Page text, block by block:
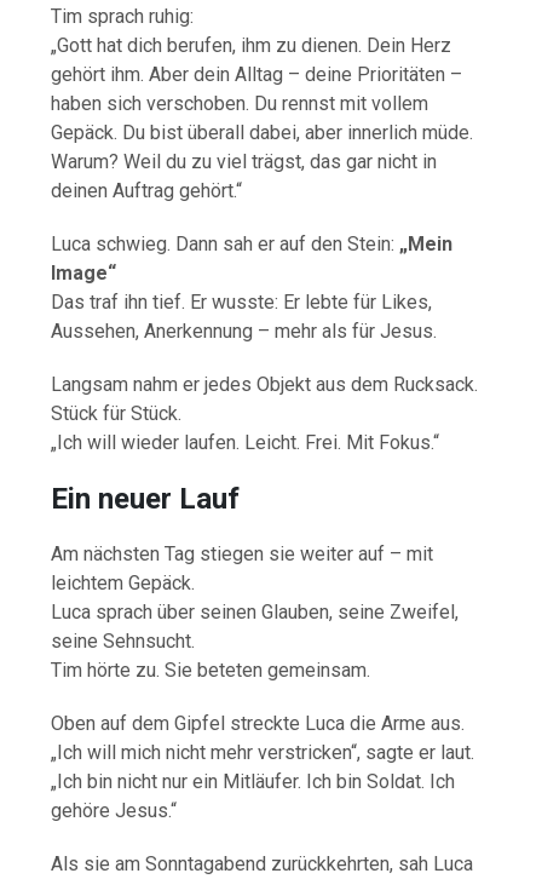
Tim sprach ruhig:
„Gott hat dich berufen, ihm zu dienen. Dein Herz
gehört ihm. Aber dein Alltag – deine Prioritäten –
haben sich verschoben. Du rennst mit vollem
Gepäck. Du bist überall dabei, aber innerlich müde.
Warum? Weil du zu viel trägst, das gar nicht in
deinen Auftrag gehört.“
Luca schwieg. Dann sah er auf den Stein: „Mein
Image“
Das traf ihn tief. Er wusste: Er lebte für Likes,
Aussehen, Anerkennung – mehr als für Jesus.
Langsam nahm er jedes Objekt aus dem Rucksack.
Stück für Stück.
„Ich will wieder laufen. Leicht. Frei. Mit Fokus.“
Ein neuer Lauf
Am nächsten Tag stiegen sie weiter auf – mit
leichtem Gepäck.
Luca sprach über seinen Glauben, seine Zweifel,
seine Sehnsucht.
Tim hörte zu. Sie beteten gemeinsam.
Oben auf dem Gipfel streckte Luca die Arme aus.
„Ich will mich nicht mehr verstricken“, sagte er laut.
„Ich bin nicht nur ein Mitläufer. Ich bin Soldat. Ich
gehöre Jesus.“
Als sie am Sonntagabend zurückkehrten, sah Luca